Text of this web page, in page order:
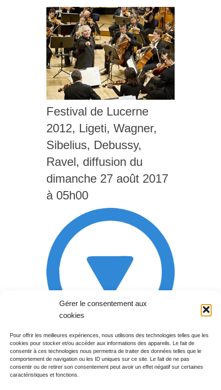
Gérer le consentement aux
cookies
Pour offrir les meilleures expériences, nous utilisons des technologies telles que les
cookies pour stocker et/ou accéder aux informations des appareils. Le fait de
consentir à ces technologies nous permettra de traiter des données telles que le
comportement de navigation ou les ID uniques sur ce site. Le fait de ne pas
consentir ou de retirer son consentement peut avoir un effet négatif sur certaines
caractéristiques et fonctions.
Festival de Lucerne
2012, Ligeti, Wagner,
Sibelius, Debussy,
Ravel, diffusion du
dimanche 27 août 2017
à 05h00
Rechercher votre
programme